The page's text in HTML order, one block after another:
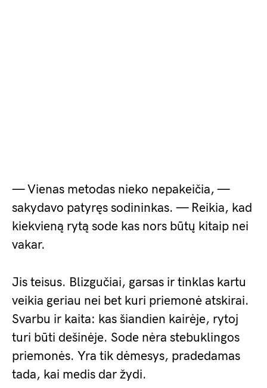
— Vienas metodas nieko nepakeičia, —
sakydavo patyręs sodininkas. — Reikia, kad
kiekvieną rytą sode kas nors būtų kitaip nei
vakar.
Jis teisus. Blizgučiai, garsas ir tinklas kartu
veikia geriau nei bet kuri priemonė atskirai.
Svarbu ir kaita: kas šiandien kairėje, rytoj
turi būti dešinėje. Sode nėra stebuklingos
priemonės. Yra tik dėmesys, pradedamas
tada, kai medis dar žydi.